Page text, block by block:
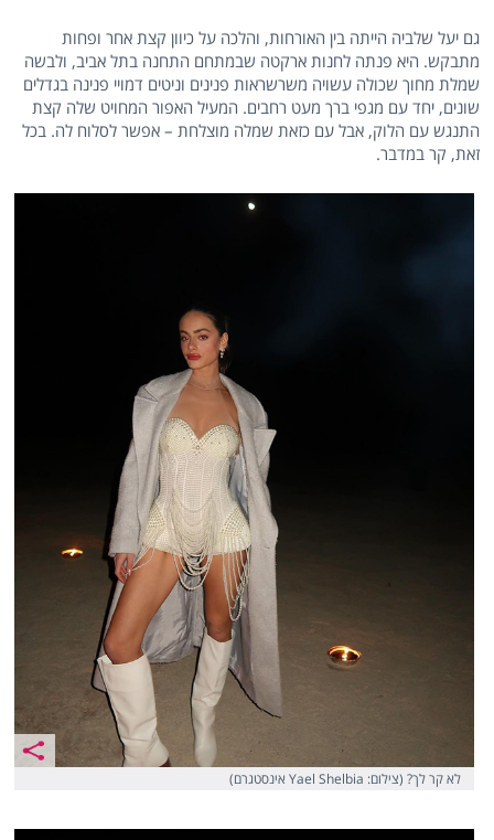
גם יעל שלביה הייתה בין האורחות, והלכה על כיוון קצת אחר ופחות
מתבקש. היא פנתה לחנות ארקטה שבמתחם התחנה בתל אביב, ולבשה
שמלת מחוך שכולה עשויה משרשראות פנינים וניטים דמויי פנינה בגדלים
שונים, יחד עם מגפי ברך מעט רחבים. המעיל האפור המחויט שלה קצת
התנגש עם הלוק, אבל עם כזאת שמלה מוצלחת – אפשר לסלוח לה. בכל
זאת, קר במדבר.
לא קר לך? (צילום: Yael Shelbia אינסטגרם)